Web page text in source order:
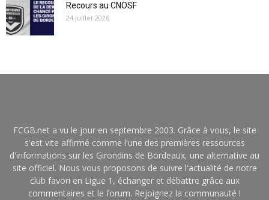
Recours au CNOSF
24 juillet 2026
FCGB.net a vu le jour en septembre 2003. Grâce à vous, le site
s'est vite affirmé comme l'une des premières ressources
d'informations sur les Girondins de Bordeaux, une alternative au
site officiel. Nous vous proposons de suivre l'actualité de notre
club favori en Ligue 1, échanger et débattre grâce aux
commentaires et le forum. Rejoignez la communauté !